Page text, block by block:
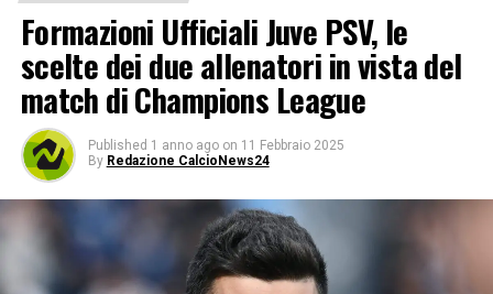
Formazioni Ufficiali Juve PSV, le
scelte dei due allenatori in vista del
match di Champions League
Published 1 anno ago on 11 Febbraio 2025
By Redazione CalcioNews24